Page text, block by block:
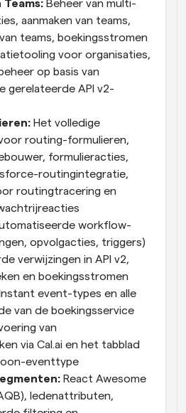
Teams: Beheer van multi-
aanmaken van teams,
teams, boekingsstromen
voor organisaties,
op basis van
gerelateerde API v2-
Het volledige
routing-formulieren,
formulieracties,
routingintegratie,
routingtracering en
workflow-
opvolgacties, triggers)
verwijzingen in API v2,
en boekingsstromen
Instant event-types en alle
van de boekingsservice
van
via Cal.ai en het tabblad
eventtype
React Awesome
ledenattributen,